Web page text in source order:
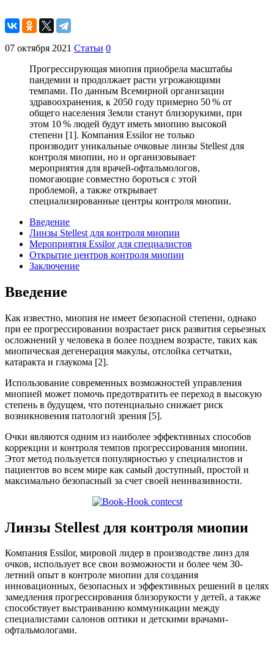
07 октября 2021 Статьи 0
Прогрессирующая миопия приобрела масштабы
пандемии и продолжает расти угрожающими
темпами. По данным Всемирной организации
здравоохранения, к 2050 году примерно 50 % от
общего населения Земли станут близорукими, при
этом 10 % людей будут иметь миопию высокой
степени [1]. Компания Essilor не только
производит уникальные очковые линзы Stellest для
контроля миопии, но и организовывает
мероприятия для врачей-офтальмологов,
помогающие совместно бороться с этой
проблемой, а также открывает
специализированные центры контроля миопии.
Введение
Линзы Stellest для контроля миопии
Мероприятия Essilor для специалистов
Открытие центров контроля миопии
Заключение
Введение
Как известно, миопия не имеет безопасной степени, однако
при ее прогрессировании возрастает риск развития серьезных
осложнений у человека в более позднем возрасте, таких как
миопическая дегенерация макулы, отслойка сетчатки,
катаракта и глау­кома [2].
Использование современных возможностей управления
миопией может помочь предотвратить ее переход в высокую
степень в будущем, что потенциально снижает риск
возникновения патологий зрения [5].
Очки являются одним из наиболее эффективных способов
коррекции и контроля темпов прогрессирования миопии.
Этот метод пользуется популярностью у специалистов и
пациентов во всем мире как самый доступный, простой и
максимально безопасный за счет своей неинвазивности.
Линзы Stellest для контроля миопии
Компания Essilor, мировой лидер в производстве линз для
очков, использует все свои возможности и более чем 30-
летний опыт в контроле миопии для создания
инновационных, безопасных и эффективных решений в целях
замедления прогрессирования близорукости у детей, а также
способствует выстраиванию коммуникации между
специалистами салонов оптики и детскими врачами-
офтальмологами.